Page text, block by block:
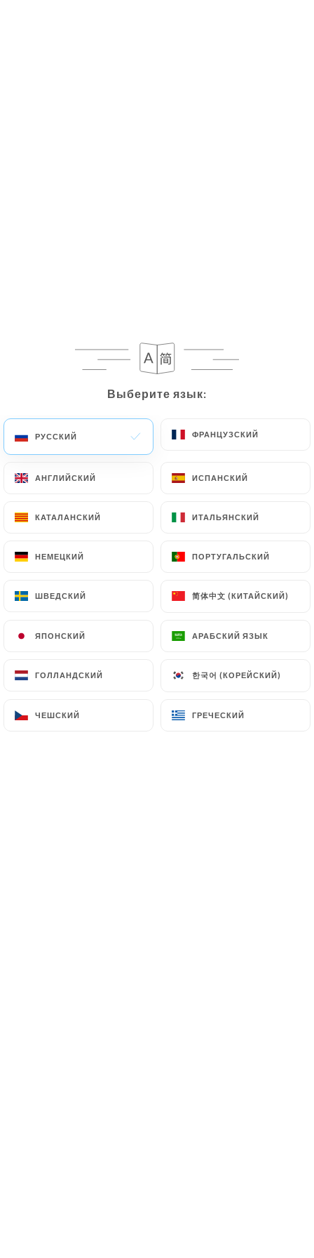
Выберите язык:
РУССКИЙ ФРАНЦУЗСКИЙ
АНГЛИЙСКИЙ ИСПАНСКИЙ
КАТАЛАНСКИЙ ИТАЛЬЯНСКИЙ
НЕМЕЦКИЙ ПОРТУГАЛЬСКИЙ
ШВЕДСКИЙ 简体中文 (КИТАЙСКИЙ)
ЯПОНСКИЙ АРАБСКИЙ ЯЗЫК
ГОЛЛАНДСКИЙ 한국어 (КОРЕЙСКИЙ)
ЧЕШСКИЙ ГРЕЧЕСКИЙ
Выберите язык:
РУССКИЙ ФРАНЦУЗСКИЙ
АНГЛИЙСКИЙ ИСПАНСКИЙ
КАТАЛАНСКИЙ ИТАЛЬЯНСКИЙ
НЕМЕЦКИЙ ПОРТУГАЛЬСКИЙ
ШВЕДСКИЙ 简体中文 (КИТАЙСКИЙ)
ЯПОНСКИЙ АРАБСКИЙ ЯЗЫК
ГОЛЛАНДСКИЙ 한국어 (КОРЕЙСКИЙ)
ЧЕШСКИЙ ГРЕЧЕСКИЙ